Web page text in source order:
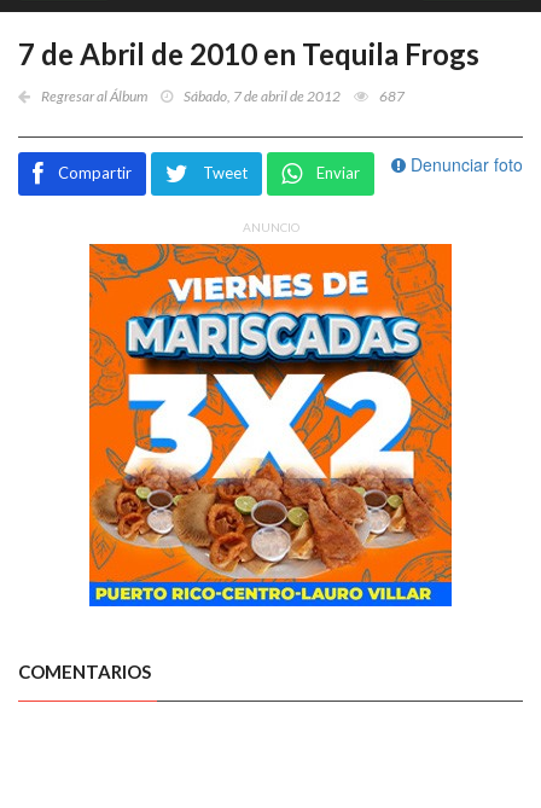
7 de Abril de 2010 en Tequila Frogs
Regresar al Álbum Sábado, 7 de abril de 2012 687
Denunciar foto
Compartir Tweet Enviar
ANUNCIO
COMENTARIOS